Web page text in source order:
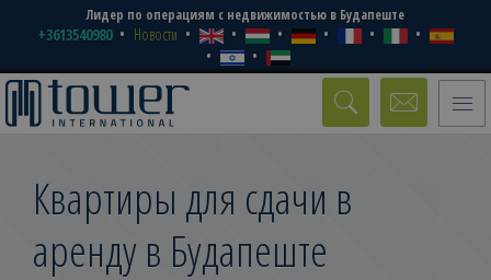
Лидер по операциям с недвижимостью в Будапеште
+3613540980 Новости
Toggle
Квартиры для сдачи в
аренду в Будапеште